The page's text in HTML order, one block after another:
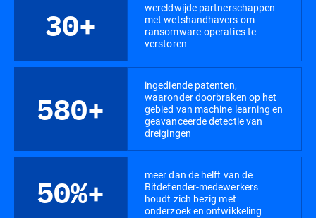
30+
wereldwijde partnerschappen
met wetshandhavers om
ransomware-operaties te
verstoren
580+
ingediende patenten,
waaronder doorbraken op het
gebied van machine learning en
geavanceerde detectie van
dreigingen
50%+
meer dan de helft van de
Bitdefender-medewerkers
houdt zich bezig met
onderzoek en ontwikkeling